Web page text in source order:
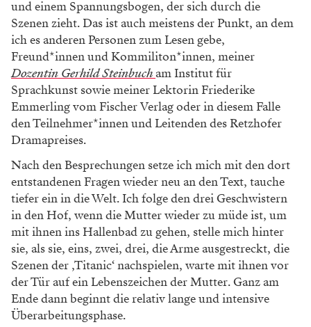
und einem Spannungsbogen, der sich durch die
Szenen zieht. Das ist auch meistens der Punkt, an dem
ich es anderen Personen zum Lesen gebe,
Freund*innen und Kommiliton*innen, meiner
Dozentin Gerhild Steinbucham Institut für
Sprachkunst sowie meiner Lektorin Friederike
Emmerling vom Fischer Verlag oder in diesem Falle
den Teilnehmer*innen und Leitenden des Retzhofer
Dramapreises.
Nach den Besprechungen setze ich mich mit den dort
entstandenen Fragen wieder neu an den Text, tauche
tiefer ein in die Welt. Ich folge den drei Geschwistern
in den Hof, wenn die Mutter wieder zu müde ist, um
mit ihnen ins Hallenbad zu gehen, stelle mich hinter
sie, als sie, eins, zwei, drei, die Arme ausgestreckt, die
Szenen der ‚Titanic‘ nachspielen, warte mit ihnen vor
der Tür auf ein Lebenszeichen der Mutter. Ganz am
Ende dann beginnt die relativ lange und intensive
Überarbeitungsphase.